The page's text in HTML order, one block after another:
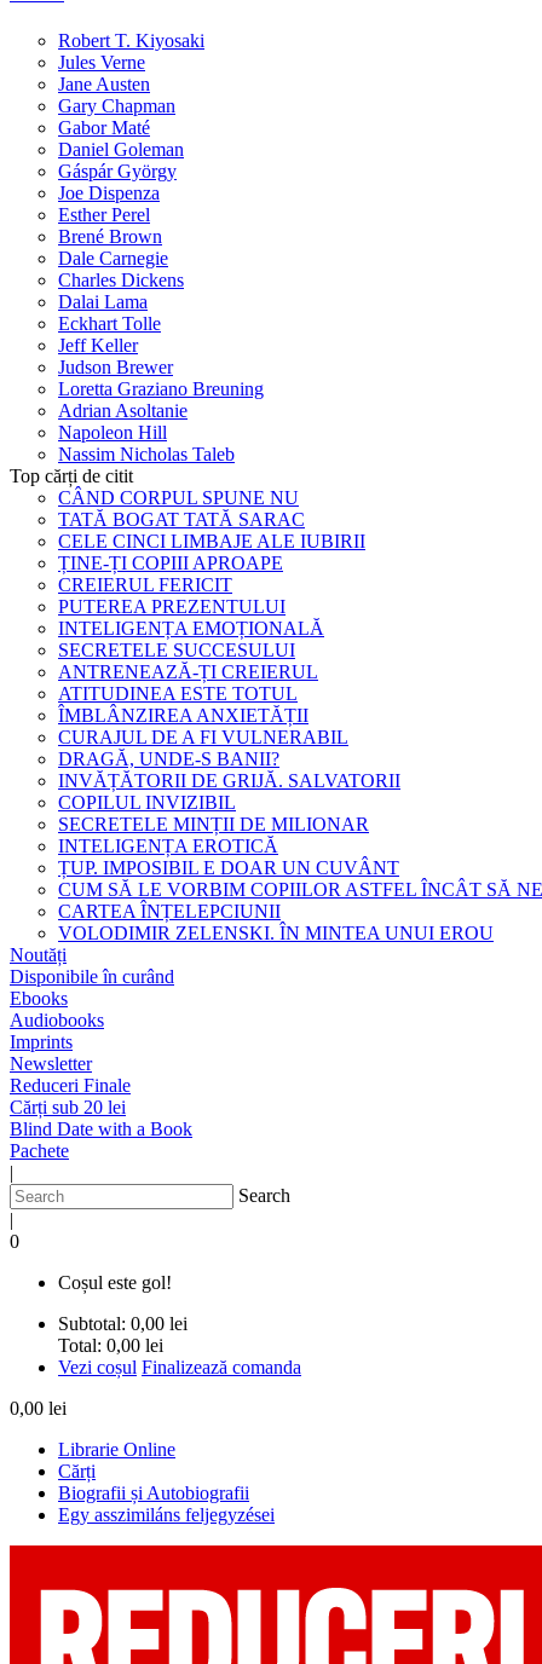
Robert T. Kiyosaki
Jules Verne
Jane Austen
Gary Chapman
Gabor Maté
Daniel Goleman
Gáspár György
Joe Dispenza
Esther Perel
Brené Brown
Dale Carnegie
Charles Dickens
Dalai Lama
Eckhart Tolle
Jeff Keller
Judson Brewer
Loretta Graziano Breuning
Adrian Asoltanie
Napoleon Hill
Nassim Nicholas Taleb
Top cărți de citit
CÂND CORPUL SPUNE NU
TATĂ BOGAT TATĂ SARAC
CELE CINCI LIMBAJE ALE IUBIRII
ȚINE-ȚI COPIII APROAPE
CREIERUL FERICIT
PUTEREA PREZENTULUI
INTELIGENȚA EMOȚIONALĂ
SECRETELE SUCCESULUI
ANTRENEAZĂ-ȚI CREIERUL
ATITUDINEA ESTE TOTUL
ÎMBLÂNZIREA ANXIETĂȚII
CURAJUL DE A FI VULNERABIL
DRAGĂ, UNDE-S BANII?
INVĂȚĂTORII DE GRIJĂ. SALVATORII
COPILUL INVIZIBIL
SECRETELE MINȚII DE MILIONAR
INTELIGENȚA EROTICĂ
ȚUP. IMPOSIBIL E DOAR UN CUVÂNT
CUM SĂ LE VORBIM COPIILOR ASTFEL ÎNCÂT SĂ
CARTEA ÎNȚELEPCIUNII
VOLODIMIR ZELENSKI. ÎN MINTEA UNUI EROU
Noutăți
Disponibile în curând
Ebooks
Audiobooks
Imprints
Newsletter
Reduceri Finale
Cărți sub 20 lei
Blind Date with a Book
Pachete
|
Search
|
0
Coșul este gol!
Subtotal: 0,00 lei
Total: 0,00 lei
Vezi coșul Finalizează comanda
0,00 lei
Librarie Online
Cărți
Biografii și Autobiografii
Egy asszimiláns feljegyzései